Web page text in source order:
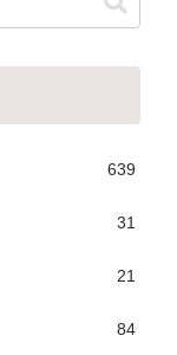
639
31
21
84